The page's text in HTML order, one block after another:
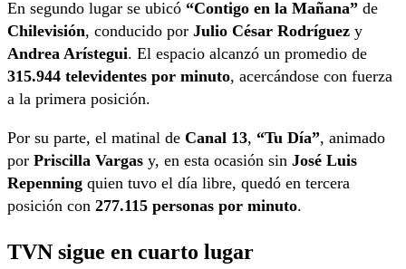
En segundo lugar se ubicó “Contigo en la Mañana” de
Chilevisión, conducido por Julio César Rodríguez y
Andrea Arístegui. El espacio alcanzó un promedio de
315.944 televidentes por minuto, acercándose con fuerza
a la primera posición.
Por su parte, el matinal de Canal 13, “Tu Día”, animado
por Priscilla Vargas y, en esta ocasión sin José Luis
Repenning quien tuvo el día libre, quedó en tercera
posición con 277.115 personas por minuto.
TVN sigue en cuarto lugar